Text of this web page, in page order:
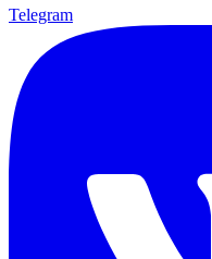
Telegram